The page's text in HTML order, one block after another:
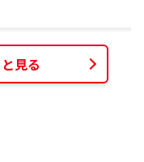
見る